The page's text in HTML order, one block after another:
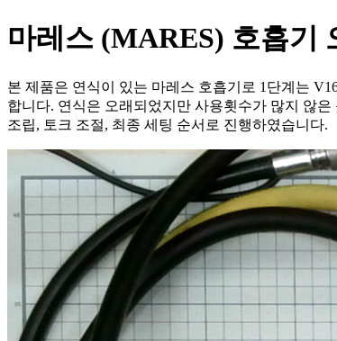
마레스 (MARES) 호흡기
본 제품은 연식이 있는 마레스 호흡기로 1단계는
합니다. 연식은 오래되었지만 사용횟수가 많지 않
조립, 토크 조절, 최종 세팅 순서로 진행하였습니다.